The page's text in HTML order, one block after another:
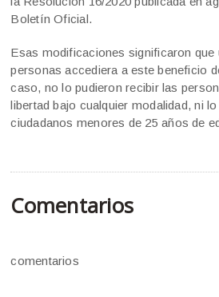
Boletín Oficial.
Esas modificaciones significaron que
personas accediera a este beneficio
caso, no lo pudieron recibir las
libertad bajo cualquier modalidad, ni
ciudadanos menores de 25 años de
Comentarios
comentarios